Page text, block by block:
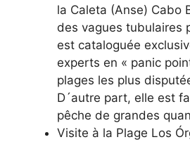
la Caleta (Anse) Cabo
des vagues tubulaires
est cataloguée
experts en « panic
plages les plus
D´autre part, elle est
pêche de grandes
Visite à la Plage Los